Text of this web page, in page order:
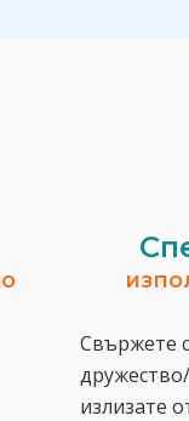
Свържете
излизате